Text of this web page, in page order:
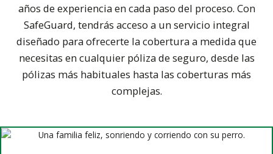
años de experiencia en cada paso del proceso. Con
SafeGuard, tendrás acceso a un servicio integral
diseñado para ofrecerte la cobertura a medida que
necesitas en cualquier póliza de seguro, desde las
pólizas más habituales hasta las coberturas más
complejas.